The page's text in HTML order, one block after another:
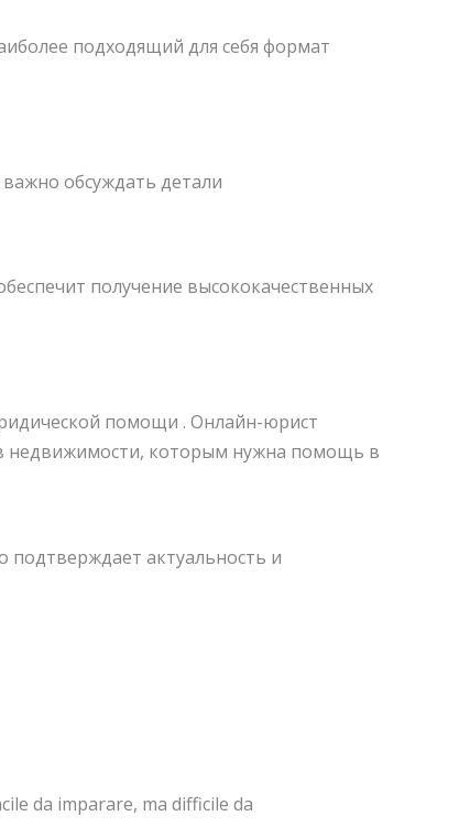
подходящий для себя формат
обсуждать детали
получение высококачественных
помощи . Онлайн-юрист
недвижимости, которым нужна помощь в
актуальность и
da imparare, ma difficile da